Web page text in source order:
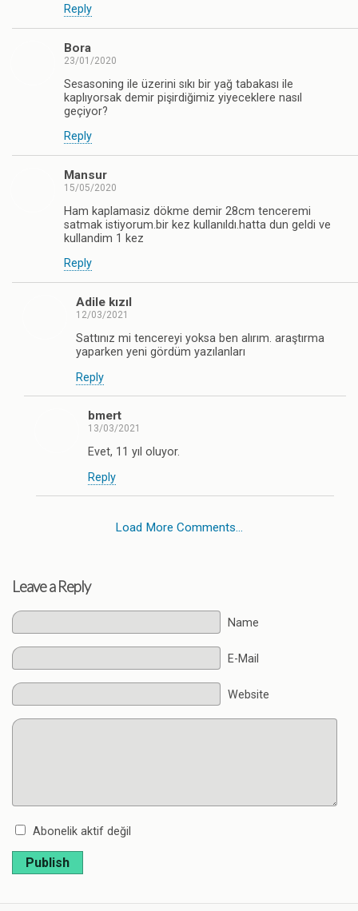
Reply
Bora
23/01/2020
Sesasoning ile üzerini sıkı bir yağ tabakası ile
kaplıyorsak demir pişirdiğimiz yiyeceklere nasıl
geçiyor?
Reply
Mansur
15/05/2020
Ham kaplamasiz dökme demir 28cm tenceremi
satmak istiyorum.bir kez kullanıldı.hatta dun geldi ve
kullandim 1 kez
Reply
Adile kızıl
12/03/2021
Sattınız mi tencereyi yoksa ben alırım. araştırma
yaparken yeni gördüm yazılanları
Reply
bmert
13/03/2021
Evet, 11 yıl oluyor.
Reply
Load More Comments…
Leave a Reply
Name
E-Mail
Website
Abonelik aktif değil
Publish